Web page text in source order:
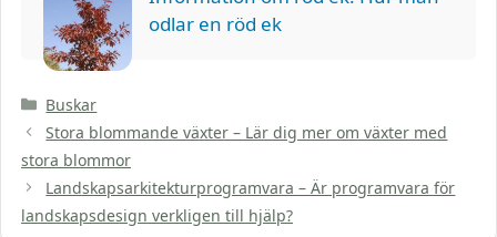
odlar en röd ek
Kategorier
Buskar
Stora blommande växter – Lär dig mer om växter med
stora blommor
Landskapsarkitekturprogramvara – Är programvara för
landskapsdesign verkligen till hjälp?